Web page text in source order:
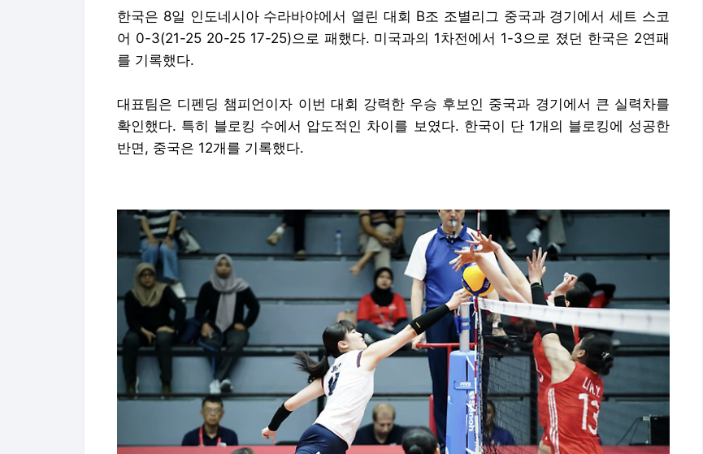
한국은 8일 인도네시아 수라바야에서 열린 대회 B조 조별리그 중국과 경기에서 세트 스코
어 0-3(21-25 20-25 17-25)으로 패했다. 미국과의 1차전에서 1-3으로 졌던 한국은 2연패
를 기록했다.
대표팀은 디펜딩 챔피언이자 이번 대회 강력한 우승 후보인 중국과 경기에서 큰 실력차를
확인했다. 특히 블로킹 수에서 압도적인 차이를 보였다. 한국이 단 1개의 블로킹에 성공한
반면, 중국은 12개를 기록했다.